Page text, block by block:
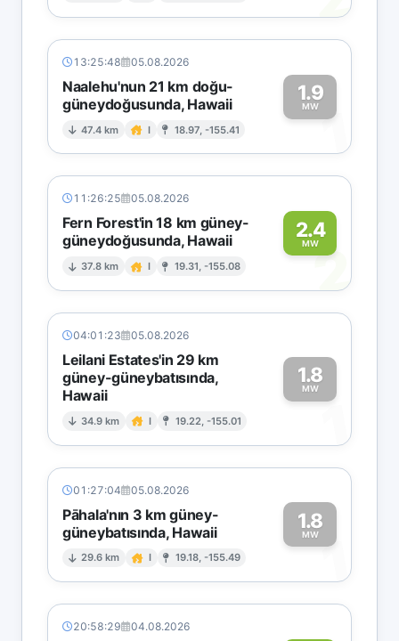
13:25:48 05.08.2026
Naalehu'nun 21 km doğu-
güneydoğusunda, Hawaii
47.4 km I 18.97, -155.41
1.9
MW1
11:26:25 05.08.2026
Fern Forest'in 18 km güney-
güneydoğusunda, Hawaii
37.8 km I 19.31, -155.08
2.4
MW2
04:01:23 05.08.2026
Leilani Estates'in 29 km
güney-güneybatısında,
Hawaii
34.9 km I 19.22, -155.01
1.8
MW
1
01:27:04 05.08.2026
Pāhala'nın 3 km güney-
güneybatısında, Hawaii
29.6 km I 19.18, -155.49
1.8
MW1
20:58:29 04.08.2026